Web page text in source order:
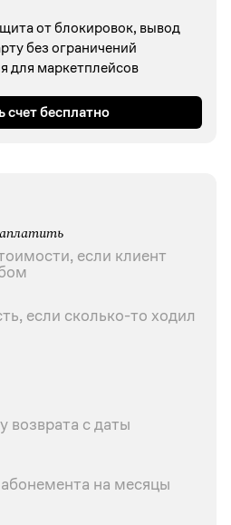
от блокировок, вывод
без ограничений
для маркетплейсов
счет бесплатно
если клиент
если сколько-то ходил
возврата с даты
на месяцы